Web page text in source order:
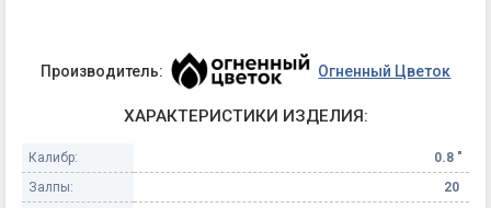
Производитель: Огненный Цветок
ХАРАКТЕРИСТИКИ ИЗДЕЛИЯ:
Калибр:
0.8 "
Залпы:
20